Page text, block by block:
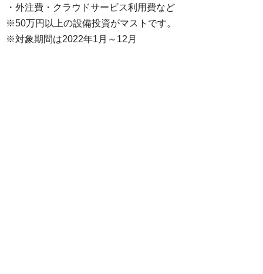
・外注費・クラウドサービス利用費など
※50万円以上の設備投資がマストです。
※対象期間は2022年1月～12月